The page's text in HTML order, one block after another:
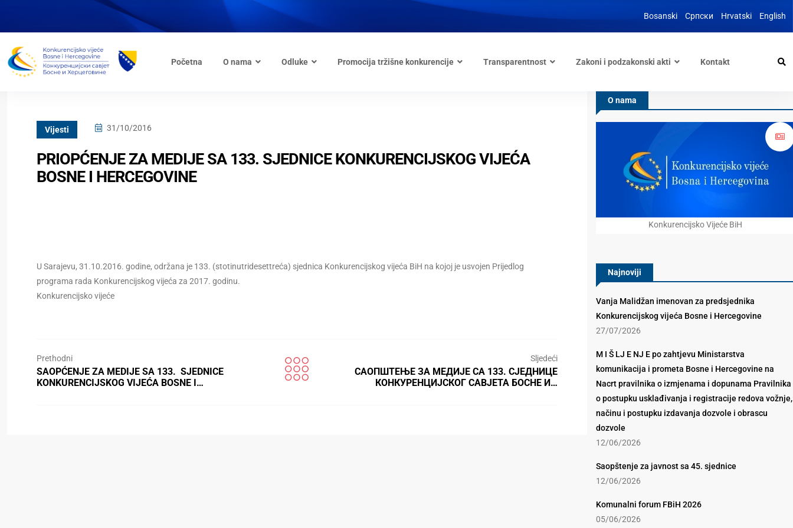
Bosanski Српски Hrvatski English
Početna O nama Odluke Promocija tržišne konkurencije Transparentnost Zakoni i podzakonski akti Kontakt
Vijesti 31/10/2016
PRIOPĆENJE ZA MEDIJE SA 133. SJEDNICE KONKURENCIJSKOG VIJEĆA
BOSNE I HERCEGOVINE
U Sarajevu, 31.10.2016. godine, održana je 133. (stotinutridesettreća) sjednica Konkurencijskog vijeća BiH na kojoj je usvojen Prijedlog
programa rada Konkurencijskog vijeća za 2017. godinu.
Konkurencijsko vijeće
Prethodni
SAOPĆENJE ZA MEDIJE SA 133. SJEDNICE
KONKURENCIJSKOG VIJEĆA BOSNE I…
Sljedeći
САОПШТЕЊЕ ЗА МЕДИЈЕ СА 133. СЈЕДНИЦЕ
КОНКУРЕНЦИЈСКОГ САВЈЕТА БОСНЕ И…
O nama
Konkurencijsko Vijeće BiH
Najnoviji
Vanja Malidžan imenovan za predsjednika
Konkurencijskog vijeća Bosne i Hercegovine
27/07/2026
M I Š LJ E NJ E po zahtjevu Ministarstva
komunikacija i prometa Bosne i Hercegovine na
Nacrt pravilnika o izmjenama i dopunama Pravilnika
o postupku usklađivanja i registracije redova vožnje,
načinu i postupku izdavanja dozvole i obrascu
dozvole
12/06/2026
Saopštenje za javnost sa 45. sjednice
12/06/2026
Komunalni forum FBiH 2026
05/06/2026